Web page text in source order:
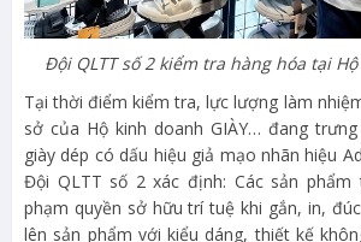
Đội QLTT số 2 kiểm tra hàng hóa tại
Tại thời điểm kiểm tra, lực lượng làm
sở của Hộ kinh doanh GIÀY… đang
giày dép có dấu hiệu giả mạo nhãn hiệu
Đội QLTT số 2 xác định: Các sản phẩm
phạm quyền sở hữu trí tuệ khi gắn, in,
lên sản phẩm với kiểu dáng, thiết kế